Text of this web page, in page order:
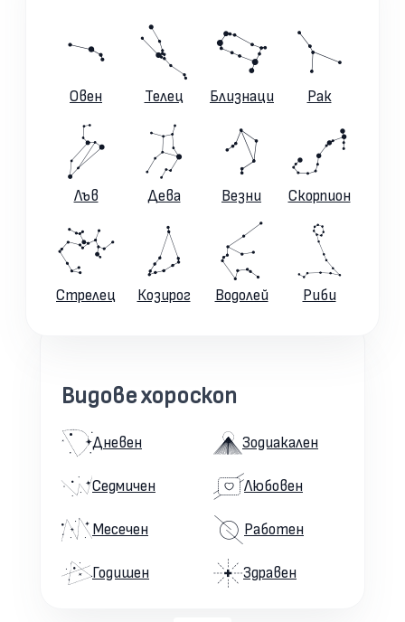
Овен Телец Близнаци Рак
Лъв Дева Везни Скорпион
Стрелец Козирог Водолей Риби
Видове хороскоп
Дневен
Седмичен
Месечен
Годишен
Зодиакален
Любовен
Работен
Здравен